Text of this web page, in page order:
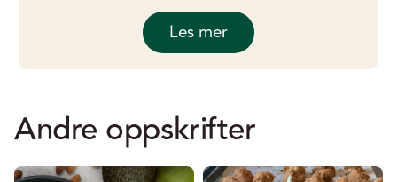
Les mer
Andre oppskrifter